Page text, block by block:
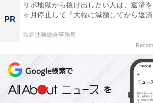
PR
リボ地獄から抜け出したい人は、返済
ヶ月停止して『大幅に減額してから返
渋谷法務総合事務所